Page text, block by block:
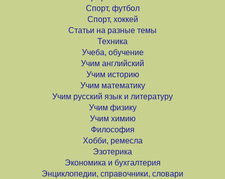
Спорт, футбол
Спорт, хоккей
Статьи на разные темы
Техника
Учеба, обучение
Учим английский
Учим историю
Учим математику
Учим русский язык и литературу
Учим физику
Учим химию
Философия
Хобби, ремесла
Эзотерика
Экономика и бухгалтерия
Энциклопедии, справочники, словари